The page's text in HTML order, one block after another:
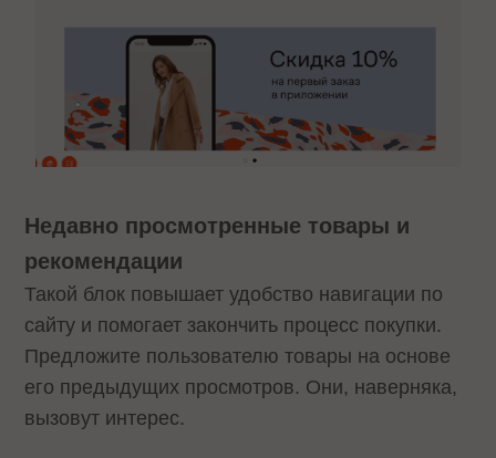
Недавно просмотренные товары и
рекомендации
Такой блок повышает удобство навигации по
сайту и помогает закончить процесс покупки.
Предложите пользователю товары на основе
его предыдущих просмотров. Они, наверняка,
вызовут интерес.